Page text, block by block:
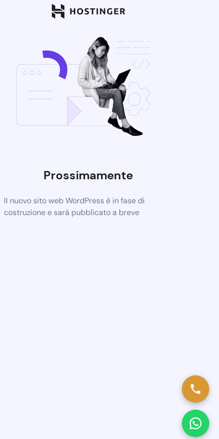
Prossimamente
Il nuovo sito web WordPress è in fase di
costruzione e sarà pubblicato a breve